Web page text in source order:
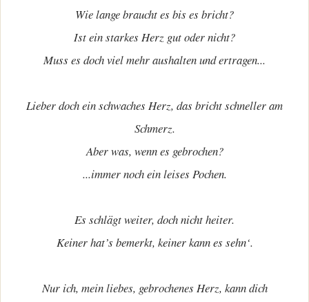
Wie lange braucht es bis es bricht?
Ist ein starkes Herz gut oder nicht?
Muss es doch viel mehr aushalten und ertragen...
Lieber doch ein schwaches Herz, das bricht schneller am
Schmerz.
Aber was, wenn es gebrochen?
...immer noch ein leises Pochen.
Es schlägt weiter, doch nicht heiter.
Keiner hat’s bemerkt, keiner kann es sehn‘.
Nur ich, mein liebes, gebrochenes Herz, kann dich